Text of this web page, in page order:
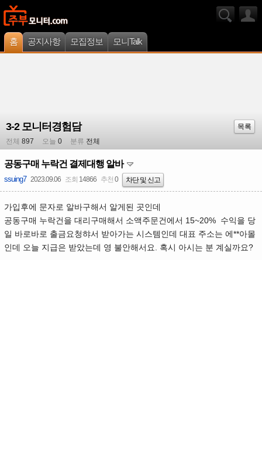
홈 공지사항 모집정보 모니Talk
3-2 모니터경험담
목록
전체 897 오늘 0 분류 전체
공동구매 누락건 결제대행 알바
ssuing7 2023.09.06 조회 14866 추천 0 차단 및 신고
가입후에 문자로 알바구해서 알게된 곳인데
공동구매 누락건을 대리구매해서 소액주문건에서 15~20% 수익을 당
일 바로바로 출금요청햐서 받아가는 시스템인데 대표 주소는 에**아몰
인데 오늘 지급은 받았는데 영 불안해서요. 혹시 아시는 분 계실까요?